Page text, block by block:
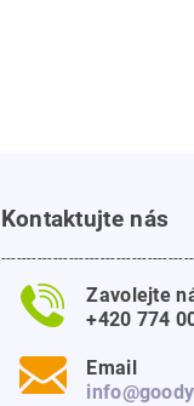
Kontaktujte nás
Zavolejte
+420 774
Email